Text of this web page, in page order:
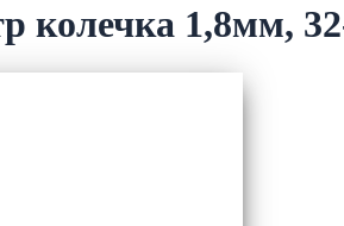
колечка 1,8мм,